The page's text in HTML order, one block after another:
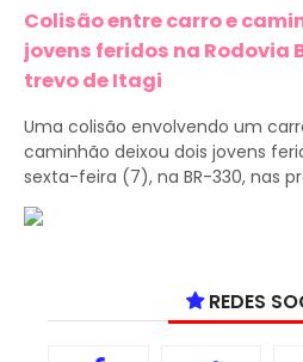
Colisão entre carro e
jovens feridos na Rodovia
trevo de Itagi
Uma colisão envolvendo um
caminhão deixou dois jovens
sexta-feira (7), na BR-330, nas
REDES